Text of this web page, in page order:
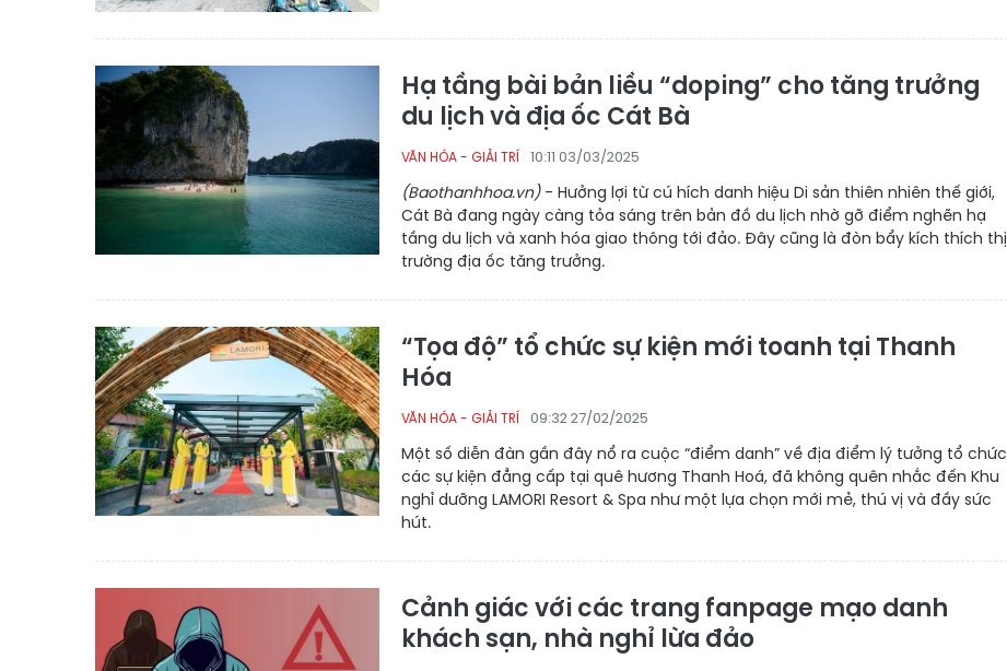
Hạ tầng bài bản liều “doping” cho tăng trưởng
du lịch và địa ốc Cát Bà
VĂN HÓA - GIẢI TRÍ 10:11 03/03/2025
(Baothanhhoa.vn)- Hưởng lợi từ cú hích danh hiệu Di sản thiên nhiên thế giới,
Cát Bà đang ngày càng tỏa sáng trên bản đồ du lịch nhờ gỡ điểm nghẽn hạ
tầng du lịch và xanh hóa giao thông tới đảo. Đây cũng là đòn bẩy kích thích thị
trường địa ốc tăng trưởng.
“Tọa độ” tổ chức sự kiện mới toanh tại Thanh
Hóa
VĂN HÓA - GIẢI TRÍ 09:32 27/02/2025
Một số diễn đàn gần đây nổ ra cuộc “điểm danh” về địa điểm lý tưởng tổ chức
các sự kiện đẳng cấp tại quê hương Thanh Hoá, đã không quên nhắc đến Khu
nghỉ dưỡng LAMORI Resort & Spa như một lựa chọn mới mẻ, thú vị và đầy sức
hút.
Cảnh giác với các trang fanpage mạo danh
khách sạn, nhà nghỉ lừa đảo